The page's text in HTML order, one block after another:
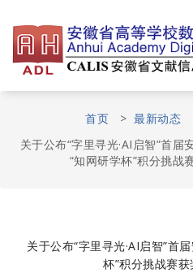
content
首页 >最新动态
关于公布“字里寻光·AI启智”首届
“知网研学杯”积分挑战
关于公布“字里寻光·AI启智”首
杯”积分挑战赛